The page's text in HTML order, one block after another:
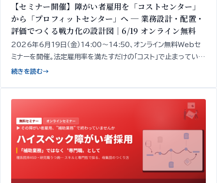
【セミナー開催】障がい者雇用を「コストセンター」
から「プロフィットセンター」へ ─ 業務設計・配置・
評価でつくる戦力化の設計図｜6/19 オンライン無料
2026年6月19日（金）14:00〜14:50、オンライン無料Webセ
ミナーを開催。法定雇用率を満たすだけの「コスト」で止まっている
障がい者雇用を、収益に貢献する「戦力」へ変えるための4つの実
続きを読む→